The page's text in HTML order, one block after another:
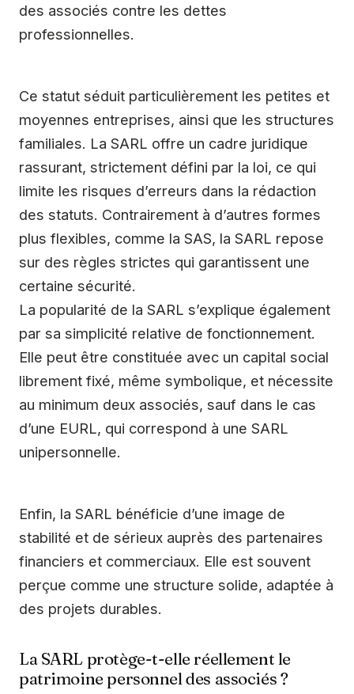
des associés contre les dettes
professionnelles.
Ce statut séduit particulièrement les petites et
moyennes entreprises, ainsi que les structures
familiales. La SARL offre un cadre juridique
rassurant, strictement défini par la loi, ce qui
limite les risques d’erreurs dans la rédaction
des statuts. Contrairement à d’autres formes
plus flexibles, comme la SAS, la SARL repose
sur des règles strictes qui garantissent une
certaine sécurité.
La popularité de la SARL s’explique également
par sa simplicité relative de fonctionnement.
Elle peut être constituée avec un capital social
librement fixé, même symbolique, et nécessite
au minimum deux associés, sauf dans le cas
d’une EURL, qui correspond à une SARL
unipersonnelle.
Enfin, la SARL bénéficie d’une image de
stabilité et de sérieux auprès des partenaires
financiers et commerciaux. Elle est souvent
perçue comme une structure solide, adaptée à
des projets durables.
La SARL protège-t-elle réellement le
patrimoine personnel des associés ?